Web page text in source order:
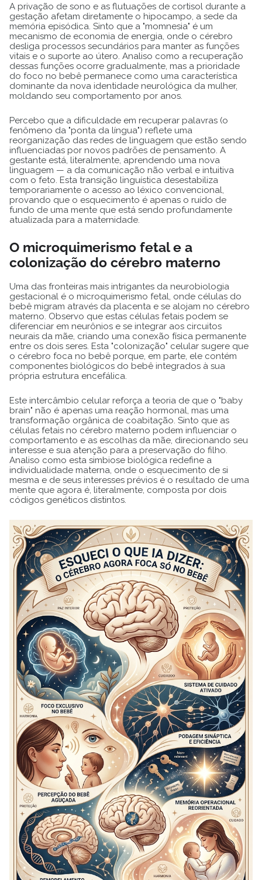
A privação de sono e as flutuações de cortisol durante a
gestação afetam diretamente o hipocampo, a sede da
memória episódica. Sinto que a "momnesia" é um
mecanismo de economia de energia, onde o cérebro
desliga processos secundários para manter as funções
vitais e o suporte ao útero. Analiso como a recuperação
dessas funções ocorre gradualmente, mas a prioridade
do foco no bebê permanece como uma característica
dominante da nova identidade neurológica da mulher,
moldando seu comportamento por anos.
Percebo que a dificuldade em recuperar palavras (o
fenômeno da "ponta da língua") reflete uma
reorganização das redes de linguagem que estão sendo
influenciadas por novos padrões de pensamento. A
gestante está, literalmente, aprendendo uma nova
linguagem — a da comunicação não verbal e intuitiva
com o feto. Esta transição linguística desestabiliza
temporariamente o acesso ao léxico convencional,
provando que o esquecimento é apenas o ruído de
fundo de uma mente que está sendo profundamente
atualizada para a maternidade.
O microquimerismo fetal e a
colonização do cérebro materno
Uma das fronteiras mais intrigantes da neurobiologia
gestacional é o microquimerismo fetal, onde células do
bebê migram através da placenta e se alojam no cérebro
materno. Observo que estas células fetais podem se
diferenciar em neurônios e se integrar aos circuitos
neurais da mãe, criando uma conexão física permanente
entre os dois seres. Esta "colonização" celular sugere que
o cérebro foca no bebê porque, em parte, ele contém
componentes biológicos do bebê integrados à sua
própria estrutura encefálica.
Este intercâmbio celular reforça a teoria de que o "baby
brain" não é apenas uma reação hormonal, mas uma
transformação orgânica de coabitação. Sinto que as
células fetais no cérebro materno podem influenciar o
comportamento e as escolhas da mãe, direcionando seu
interesse e sua atenção para a preservação do filho.
Analiso como esta simbiose biológica redefine a
individualidade materna, onde o esquecimento de si
mesma e de seus interesses prévios é o resultado de uma
mente que agora é, literalmente, composta por dois
códigos genéticos distintos.